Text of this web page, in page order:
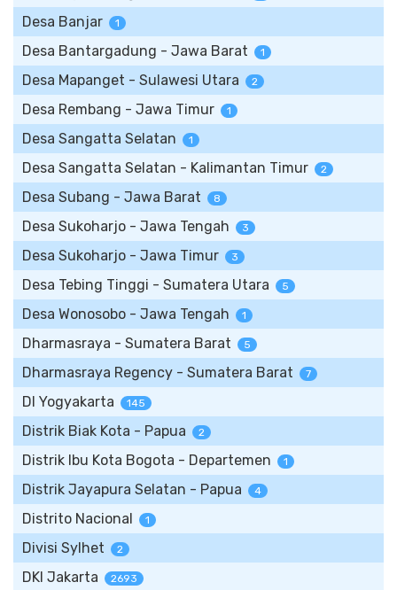
Desa Banjar 1
Desa Bantargadung - Jawa Barat 1
Desa Mapanget - Sulawesi Utara 2
Desa Rembang - Jawa Timur 1
Desa Sangatta Selatan 1
Desa Sangatta Selatan - Kalimantan Timur 2
Desa Subang - Jawa Barat 8
Desa Sukoharjo - Jawa Tengah 3
Desa Sukoharjo - Jawa Timur 3
Desa Tebing Tinggi - Sumatera Utara 5
Desa Wonosobo - Jawa Tengah 1
Dharmasraya - Sumatera Barat 5
Dharmasraya Regency - Sumatera Barat 7
DI Yogyakarta 145
Distrik Biak Kota - Papua 2
Distrik Ibu Kota Bogota - Departemen 1
Distrik Jayapura Selatan - Papua 4
Distrito Nacional 1
Divisi Sylhet 2
DKI Jakarta 2693